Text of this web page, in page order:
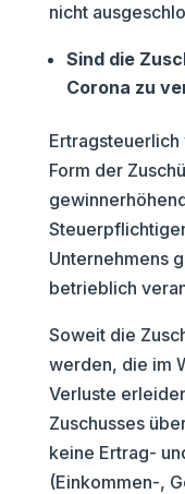
nicht
Sind die
Corona zu
Form der
Unternehmens
betrieblich
Soweit die
werden, die im
Verluste
Zuschusses
keine Ertrag-
(Einkommen-,